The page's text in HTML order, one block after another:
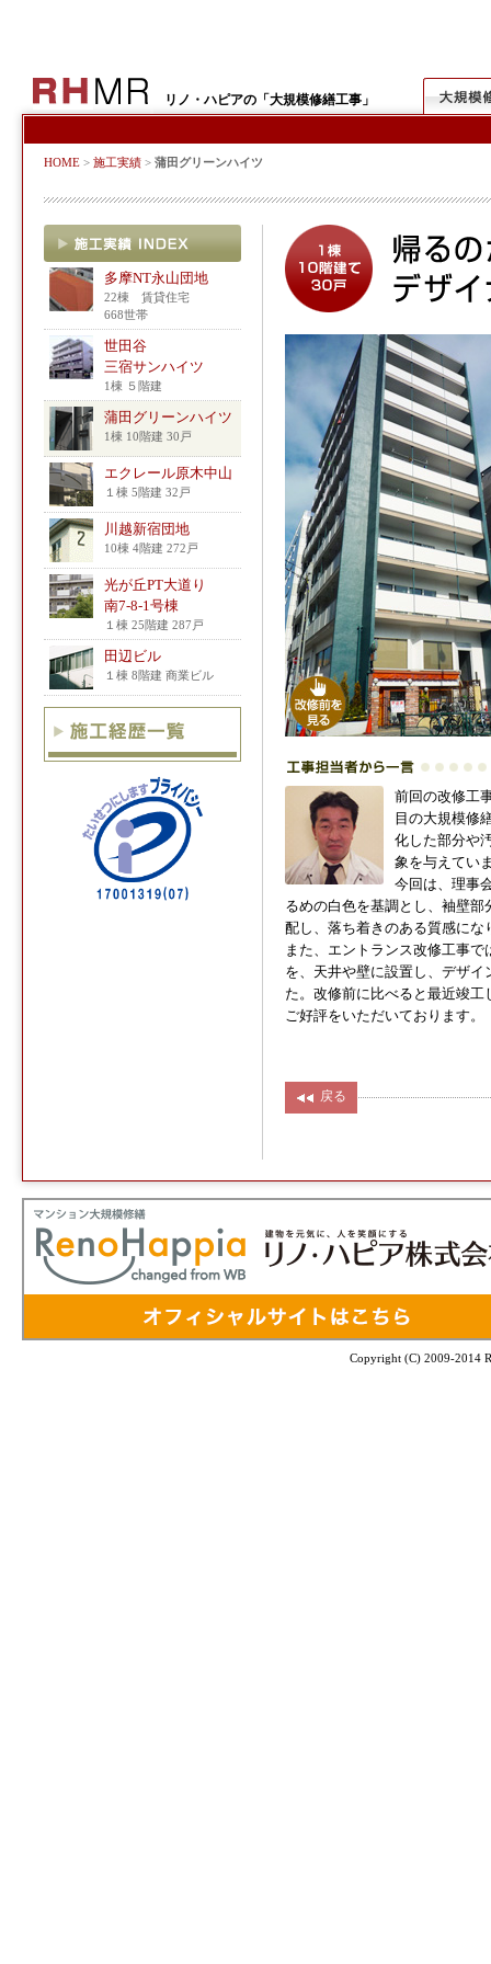
リノ・ハピアの「大規模修繕工事」
HOME > 施工実績 > 蒲田グリーンハイツ
多摩NT永山団地
22棟 賃貸住宅
668世帯
世田谷
三宿サンハイツ
1棟 ５階建
蒲田グリーンハイツ
1棟 10階建 30戸
エクレール原木中山
１棟 5階建 32戸
川越新宿団地
10棟 4階建 272戸
光が丘PT大道り
南7-8-1号棟
１棟 25階建 287戸
田辺ビル
１棟 8階建 商業ビル
前回の改修工
目の大規模修
化した部分や
象を与えてい
今回は、理事
るめの白色を基調とし、袖壁
配し、落ち着きのある質感にな
また、エントランス改修工事
を、天井や壁に設置し、デザ
た。改修前に比べると最近竣
ご好評をいただいております。
戻る
Copyright (C) 2009-2014